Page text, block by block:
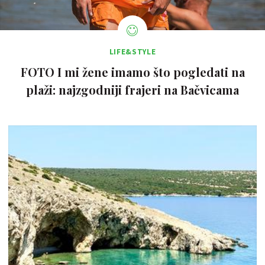
LIFE&STYLE
FOTO I mi žene imamo što pogledati na
plaži: najzgodniji frajeri na Bačvicama